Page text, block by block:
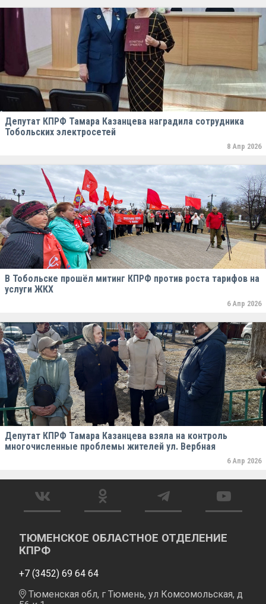
Депутат КПРФ Тамара Казанцева наградила сотрудника
Тобольских электросетей
8 Апр 2026
В Тобольске прошёл митинг КПРФ против роста тарифов на
услуги ЖКХ
6 Апр 2026
Депутат КПРФ Тамара Казанцева взяла на контроль
многочисленные проблемы жителей ул. Вербная
6 Апр 2026
ТЮМЕНСКОЕ ОБЛАСТНОЕ ОТДЕЛЕНИЕ
КПРФ
+7 (3452) 69 64 64
Тюменская обл, г Тюмень, ул Комсомольская, д